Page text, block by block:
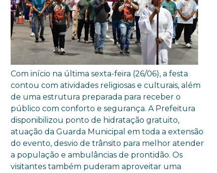
Com início na última sexta-feira (26/06), a festa
contou com atividades religiosas e culturais, além
de uma estrutura preparada para receber o
público com conforto e segurança. A Prefeitura
disponibilizou ponto de hidratação gratuito,
atuação da Guarda Municipal em toda a extensão
do evento, desvio de trânsito para melhor atender
a população e ambulâncias de prontidão. Os
visitantes também puderam aproveitar uma